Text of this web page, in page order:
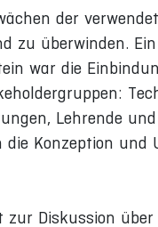
der
zu überwinden.
war die
Lehrende
Konzeption und
zur Diskussion